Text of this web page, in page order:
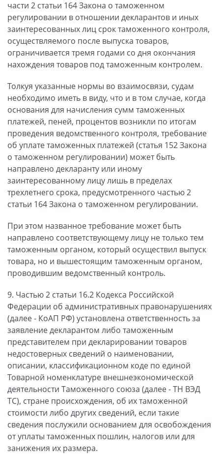
части 2 статьи 164 Закона о таможенном
регулировании в отношении декларантов и иных
заинтересованных лиц срок таможенного контроля,
осуществляемого после выпуска товаров,
ограничивается тремя годами со дня окончания
нахождения товаров под таможенным контролем.
Толкуя указанные нормы во взаимосвязи, судам
необходимо иметь в виду, что и в том случае, когда
основания для начисления сумм таможенных
платежей, пеней, процентов возникли по итогам
проведения ведомственного контроля, требование
об уплате таможенных платежей (статья 152 Закона
о таможенном регулировании) может быть
направлено декларанту или иному
заинтересованному лицу лишь в пределах
трехлетнего срока, предусмотренного частью 2
статьи 164 Закона о таможенном регулировании.
При этом названное требование может быть
направлено соответствующему лицу не только тем
таможенным органом, который осуществил выпуск
товара, но и вышестоящим таможенным органом,
проводившим ведомственный контроль.
9. Частью 2 статьи 16.2 Кодекса Российской
Федерации об административных правонарушениях
(далее - КоАП РФ) установлена ответственность за
заявление декларантом либо таможенным
представителем при декларировании товаров
недостоверных сведений о наименовании,
описании, классификационном коде по единой
Товарной номенклатуре внешнеэкономической
деятельности Таможенного союза (далее - ТН ВЭД
ТС), стране происхождения, об их таможенной
стоимости либо других сведений, если такие
сведения послужили основанием для освобождения
от уплаты таможенных пошлин, налогов или для
занижения их размера.